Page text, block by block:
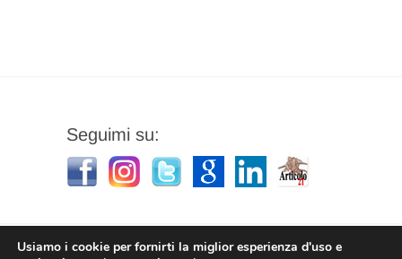
Seguimi su:
Usiamo i cookie per fornirti la miglior esperienza d'uso e